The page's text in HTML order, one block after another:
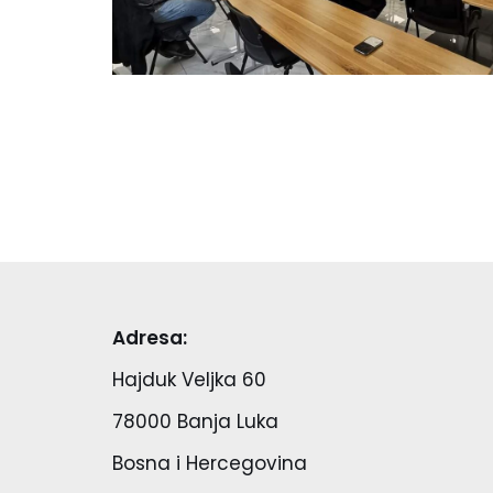
Adresa:
Hajduk Veljka 60
78000 Banja Luka
Bosna i Hercegovina